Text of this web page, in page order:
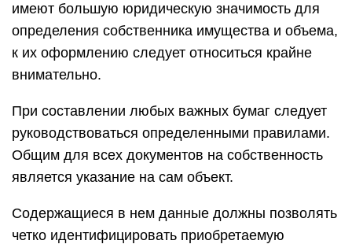
имеют большую юридическую значимость для
определения собственника имущества и объема,
к их оформлению следует относиться крайне
внимательно.
При составлении любых важных бумаг следует
руководствоваться определенными правилами.
Общим для всех документов на собственность
является указание на сам объект.
Содержащиеся в нем данные должны позволять
четко идентифицировать приобретаемую